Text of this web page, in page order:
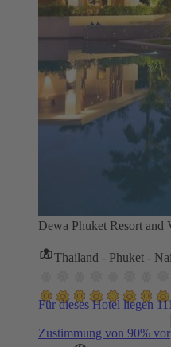
Dewa Phuket Resort and
Thailand - Phuket -
Für dieses Hotel liegen
Zustimmung von 90% vor